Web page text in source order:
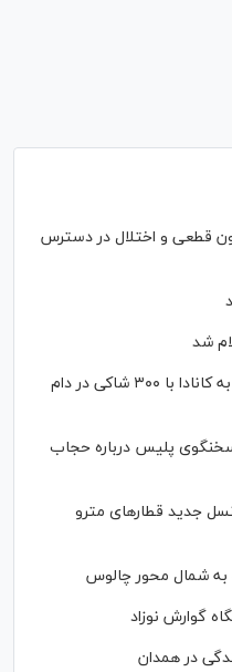
قطعی و اختلال در دسترس
شد
مدیر کلاهبردار شرکت مهاجرتی به کانادا با ۳۰۰ شاکی در دام
سخنگوی پلیس درباره حجاب
جدید قطار‌های مترو
شمال محور چالوس
گوارش نوزاد
در همدان